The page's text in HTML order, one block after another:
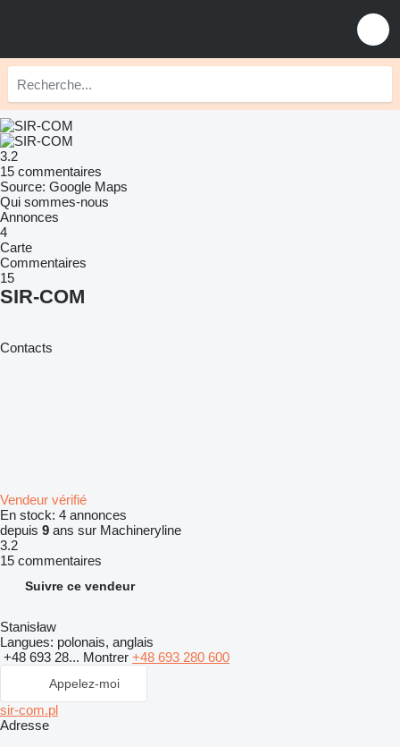
3.2
15 commentaires
Source: Google Maps
Qui sommes-nous
Annonces
4
Carte
Commentaires
15
SIR-COM
Contacts
Vendeur vérifié
En stock: 4 annonces
depuis 9 ans sur Machineryline
3.2
15 commentaires
Suivre ce vendeur
Stanisław
Langues: polonais, anglais
+48 693 28... Montrer +48 693 280 600
Appelez-moi
sir-com.pl
Adresse